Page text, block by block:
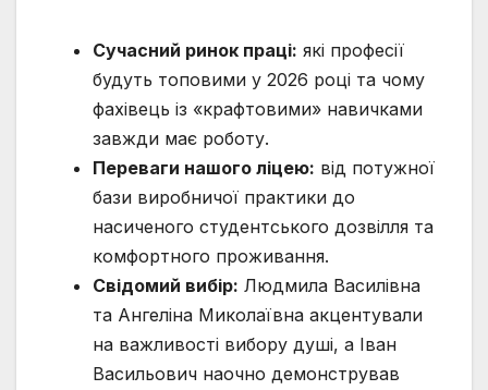
Сучасний ринок праці: які професії
будуть топовими у 2026 році та чому
фахівець із «крафтовими» навичками
завжди має роботу.
Переваги нашого ліцею: від потужної
бази виробничої практики до
насиченого студентського дозвілля та
комфортного проживання.
Свідомий вибір: Людмила Василівна
та Ангеліна Миколаївна акцентували
на важливості вибору душі, а Іван
Васильович наочно демонстрував